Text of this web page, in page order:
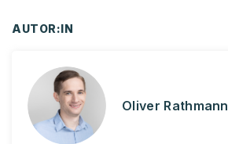
AUTOR:IN
Oliver Rathmann